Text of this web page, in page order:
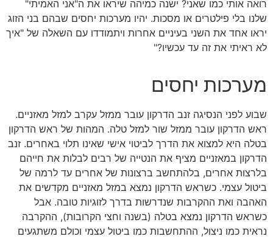
רואה אותי כמו שאני? ישנה כמיהה שיראו את ה"אני האמיתי"
שלנו בלי פילטרים או מסכות. יהיו מערכות יחסים שבהם בני הזוג
יראו אחד את השני בעיניים אחרות ויתמודדו עם השאלה של "איך
לא ראיתי את זה עד עכשיו?"
מערכות יחסים
שבוע לפני הנסיגה זנב הדרקון עובר ממזל עקרב למזל מאזניים.
ראש הדרקון עובר ממזל שור למזל טלה. המהות של ראש הדרקון
בטלה היא למצוא את הדרך לביטוי אישי שאינו תלוי באחרים. זנב
הדרקון במאזניים מציף את הנטייה של רבים לבלות את חייהם
בלרצות אחרים, בלהתחשב ברצונות של אחרים עד לרמה של
ביטול עצמי. כשראש הדרקון נמצא במזל מאזניים מקדשים את
האהבה ואת ההקרבות שנדרשות בדרך לזוגיות טובה. אבל
כשראש הדרקון נמצא בטלה (בשנה וחצי הקרובות), ההקרבה
נראית כמו ניצול, ההתחשבות כמו ביטול עצמי וכולם משתגעים